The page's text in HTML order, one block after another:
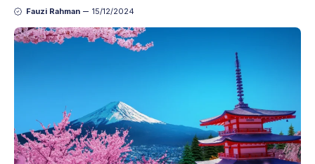
Fauzi Rahman 15/12/2024